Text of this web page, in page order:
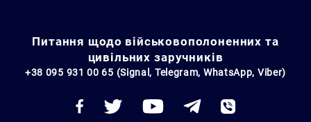
Питання щодо військовополоненних та
цивільних заручників
+38 095 931 00 65 (Signal, Telegram, WhatsApp, Viber)